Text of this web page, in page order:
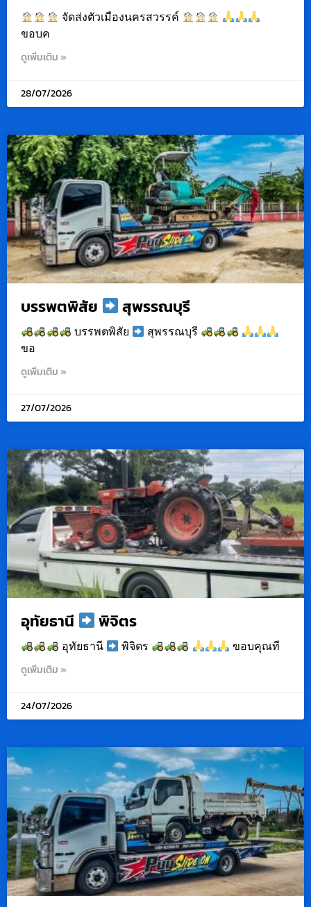
จัดส่งตัวเมืองนครสวรรค์
ขอบค
ดูเพิ่มเติม »
28/07/2026
บรรพตพิสัย สุพรรณบุรี
บรรพตพิสัย
สุพรรณบุรี
ขอ
ดูเพิ่มเติม »
27/07/2026
อุทัยธานี พิจิตร
อุทัยธานี พิจิตร ขอบคุณที
ดูเพิ่มเติม »
24/07/2026